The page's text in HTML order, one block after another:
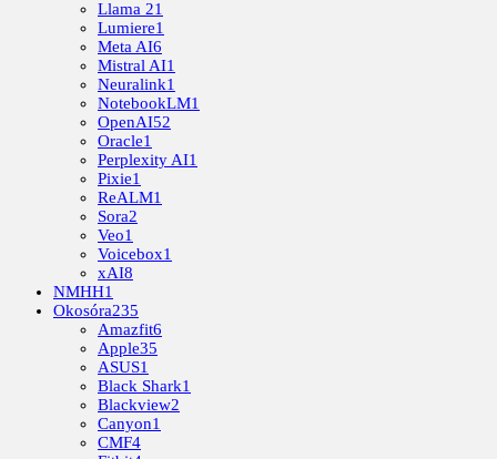
Llama 21
Lumiere1
Meta AI6
Mistral AI1
Neuralink1
NotebookLM1
OpenAI52
Oracle1
Perplexity AI1
Pixie1
ReALM1
Sora2
Veo1
Voicebox1
xAI8
NMHH1
Okosóra235
Amazfit6
Apple35
ASUS1
Black Shark1
Blackview2
Canyon1
CMF4